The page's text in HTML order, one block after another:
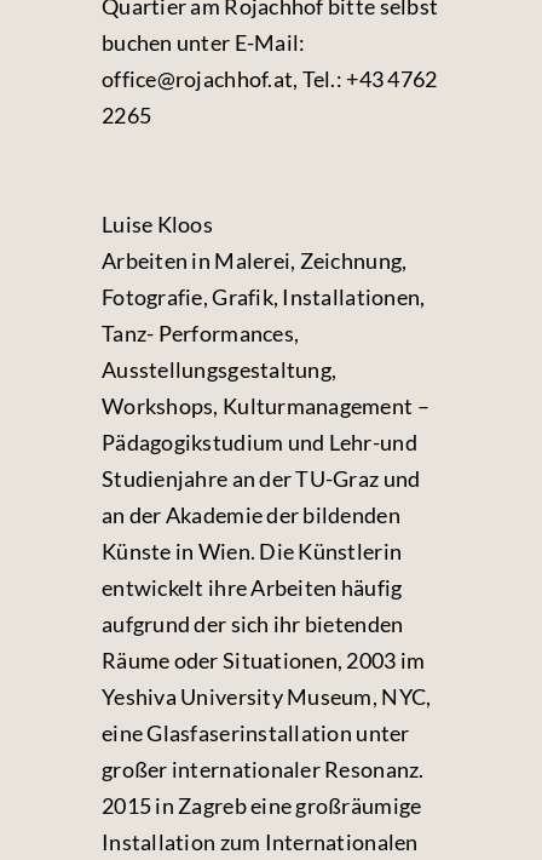
Quartier am Rojachhof bitte selbst
buchen unter E-Mail:
office@rojachhof.at, Tel.: +43 4762
2265
Luise Kloos
Arbeiten in Malerei, Zeichnung,
Fotografie, Grafik, Installationen,
Tanz- Performances,
Ausstellungsgestaltung,
Workshops, Kulturmanagement –
Pädagogikstudium und Lehr-und
Studienjahre an der TU-Graz und
an der Akademie der bildenden
Künste in Wien. Die Künstlerin
entwickelt ihre Arbeiten häufig
aufgrund der sich ihr bietenden
Räume oder Situationen, 2003 im
Yeshiva University Museum, NYC,
eine Glasfaserinstallation unter
großer internationaler Resonanz.
2015 in Zagreb eine großräumige
Installation zum Internationalen